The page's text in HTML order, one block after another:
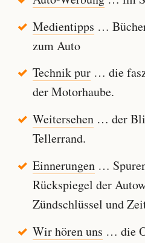
Medientipps …
zum Auto
Technik pur… die
der Motorhaube.
Weitersehen… der
Tellerrand.
Einnerungen…
Rückspiegel der
Zündschlüssel und
Wir hören uns … die